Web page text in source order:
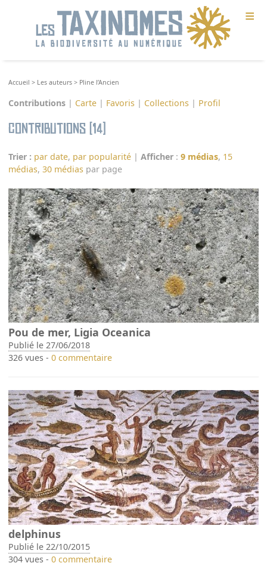
≡
Accueil > Les auteurs > Pline l’Ancien
Contributions | Carte | Favoris | Collections | Profil
Contributions (14)
Trier : par date, par popularité |Afficher :9 médias, 15
médias,30 médias par page
Pou de mer, Ligia Oceanica
Publié le 27/06/2018
326 vues -0 commentaire
delphinus
Publié le 22/10/2015
304 vues -0 commentaire